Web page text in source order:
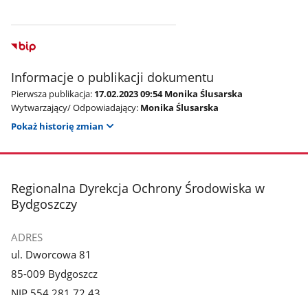
Informacje o publikacji dokumentu
Pierwsza publikacja: 17.02.2023 09:54 Monika Ślusarska
Wytwarzający/ Odpowiadający: Monika Ślusarska
Pokaż historię zmian
stopka
Regionalna Dyrekcja Ochrony Środowiska w
Bydgoszczy
ADRES
ul. Dworcowa 81
85-009 Bydgoszcz